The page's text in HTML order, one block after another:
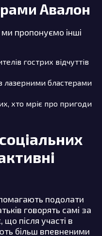
Авалон
ми пропонуємо інші
гострих відчуттів
лазерними бластерами
хто мріє про пригоди
подолати
говорять самі за
що після участі в
більш впевненими